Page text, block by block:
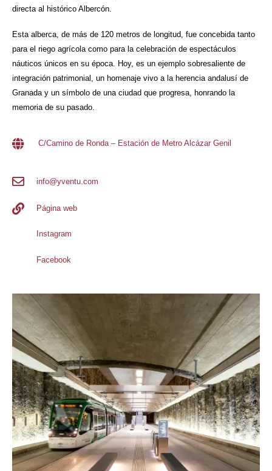
directa al histórico Albercón.
Esta alberca, de más de 120 metros de longitud, fue concebida tanto
para el riego agrícola como para la celebración de espectáculos
náuticos únicos en su época. Hoy, es un ejemplo sobresaliente de
integración patrimonial, un homenaje vivo a la herencia andalusí de
Granada y un símbolo de una ciudad que progresa, honrando la
memoria de su pasado.
C/Camino de Ronda – Estación de Metro Alcázar Genil
info@yventu.com
Página web
Instagram
Facebook